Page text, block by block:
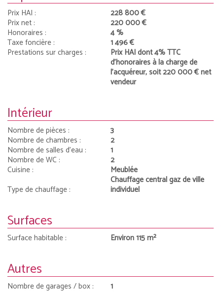
Prix HAI :
228 800 €
Prix net :
220 000 €
Honoraires :
4 %
Taxe foncière :
1 496 €
Prestations sur charges :
Prix HAI dont 4% TTC
d'honoraires à la charge de
l'acquéreur, soit 220 000 € net
vendeur
Intérieur
Nombre de pièces :
3
Nombre de chambres :
2
Nombre de salles d'eau :
1
Nombre de WC :
2
Cuisine :
Meublée
Type de chauffage :
Chauffage central gaz de ville
individuel
Surfaces
Surface habitable : Environ 115 m²
Autres
Nombre de garages / box : 1